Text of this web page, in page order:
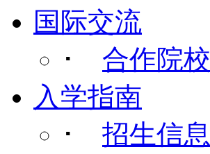
国际交流
･ 合作院校
入学指南
･ 招生信息